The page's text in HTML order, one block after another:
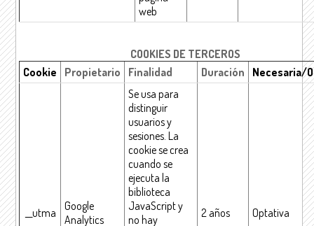
web
COOKIES DE TERCEROS
Cookie
Propietario Finalidad Duración Necesaria/
__utma
Google
Analytics
Se usa para
distinguir
usuarios y
sesiones. La
cookie se crea
cuando se
ejecuta la
biblioteca
JavaScript y
no hay
2 años Optativa